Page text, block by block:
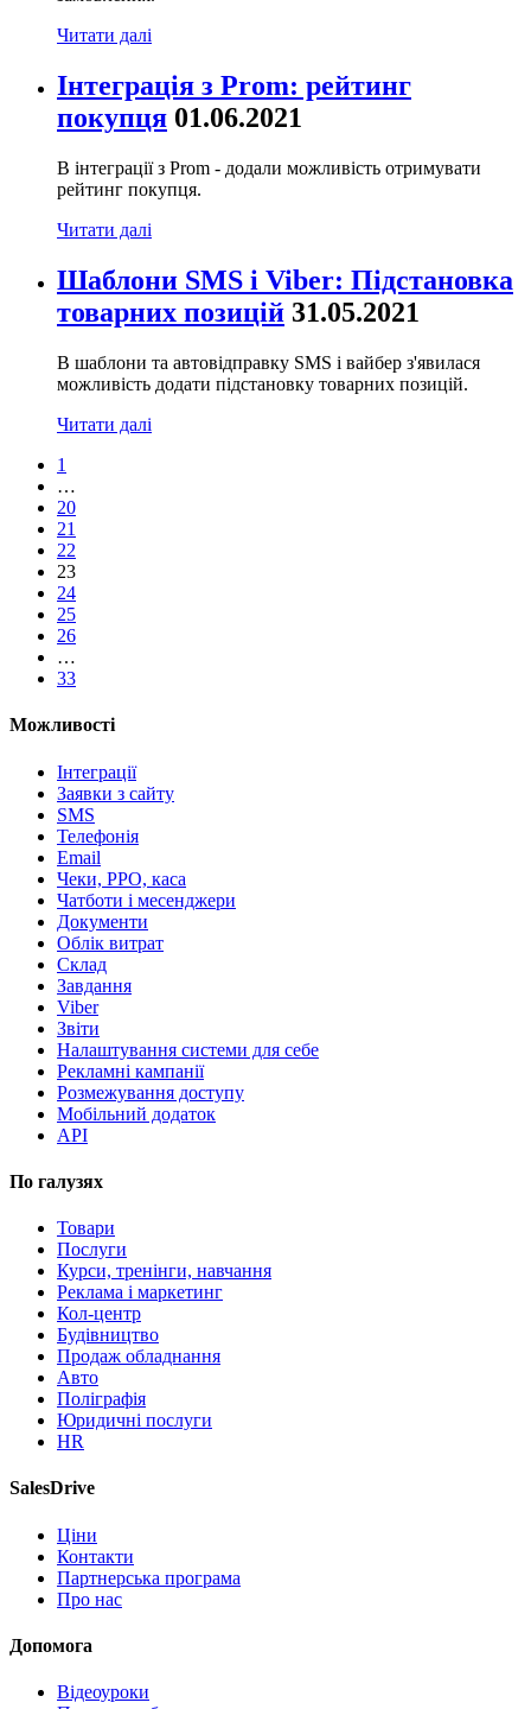
Читати далі
Інтеграція з Prom: рейтинг
покупця 01.06.2021
В інтеграції з Prom - додали можливість отримувати
рейтинг покупця.
Читати далі
Шаблони SMS і Viber: Підстановка
товарних позицій 31.05.2021
В шаблони та автовідправку SMS і вайбер з'явилася
можливість додати підстановку товарних позицій.
Читати далі
1
…
20
21
22
23
24
25
26
…
33
Можливості
Інтеграції
Заявки з сайту
SMS
Телефонія
Email
Чеки, РРО, каса
Чатботи і месенджери
Документи
Облік витрат
Склад
Завдання
Viber
Звіти
Налаштування системи для себе
Рекламні кампанії
Розмежування доступу
Мобільний додаток
API
По галузях
Товари
Послуги
Курси, тренінги, навчання
Реклама і маркетинг
Кол-центр
Будівництво
Продаж обладнання
Авто
Поліграфія
Юридичні послуги
HR
SalesDrive
Ціни
Контакти
Партнерська програма
Про нас
Допомога
Відеоуроки